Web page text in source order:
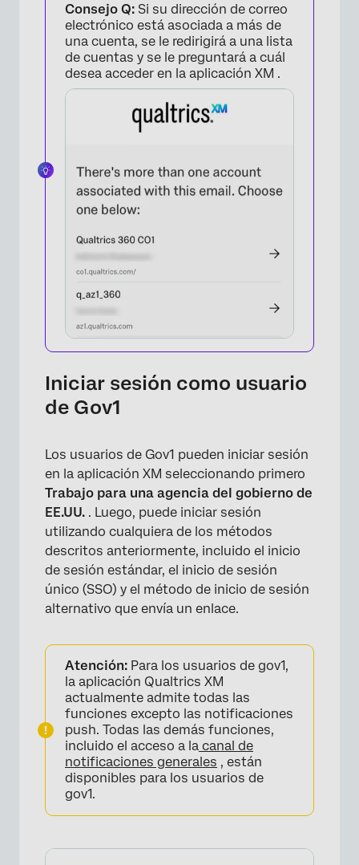
×
Consejo Q: Si su dirección de correo
electrónico está asociada a más de
una cuenta, se le redirigirá a una lista
de cuentas y se le preguntará a cuál
desea acceder en la aplicación XM .
Iniciar sesión como usuario
de Gov1
Los usuarios de Gov1 pueden iniciar sesión
en la aplicación XM seleccionando primero
Trabajo para una agencia del gobierno de
EE.UU. . Luego, puede iniciar sesión
utilizando cualquiera de los métodos
descritos anteriormente, incluido el inicio
de sesión estándar, el inicio de sesión
único (SSO) y el método de inicio de sesión
alternativo que envía un enlace.
Atención: Para los usuarios de gov1,
la aplicación Qualtrics XM
actualmente admite todas las
funciones excepto las notificaciones
push. Todas las demás funciones,
incluido el acceso a la canal de
notificaciones generales , están
disponibles para los usuarios de
gov1.